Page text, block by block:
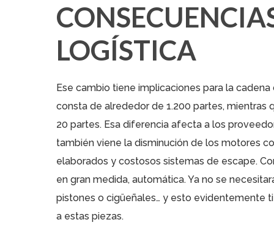
LOGÍSTICA
Ese cambio tiene implicaciones para la
consta de alrededor de 1.200 partes,
20 partes. Esa diferencia afecta a los
también viene la disminución de los motores
elaborados y costosos sistemas de escape.
en gran medida, automática. Ya no se
pistones o cigüeñales… y esto evidentemente
a estas piezas.